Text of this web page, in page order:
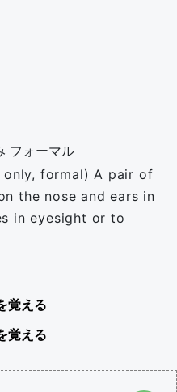
フォーマル
formal) A pair of
the nose and ears in
in eyesight or to
覚える
覚える